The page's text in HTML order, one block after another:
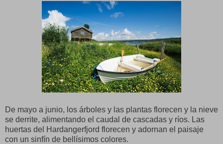
De mayo a junio, los árboles y las plantas florecen y la nieve
se derrite, alimentando el caudal de cascadas y ríos. Las
huertas del Hardangerfjord florecen y adornan el paisaje
con un sinfín de bellísimos colores.